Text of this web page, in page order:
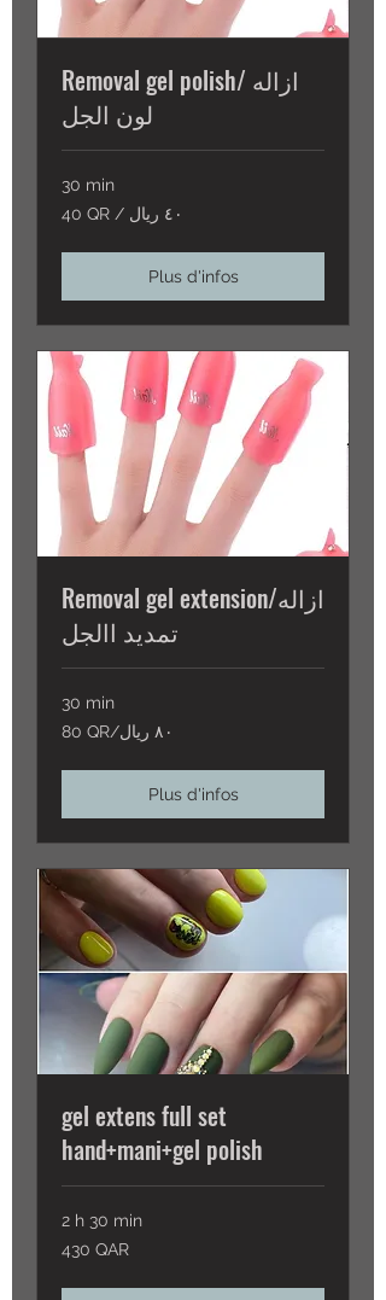
Removal gel polish/ ازاله
لون الجل
30 min
QR
40 QR / ٤٠ ريال
Plus d'infos
Removal gel extension/ازاله
تمديد االجل
30 min
80
QR/
80 QR/٨٠ ريال
Plus d'infos
gel extens full set
hand+mani+gel polish
2 h 30 min
QAR
430 QAR